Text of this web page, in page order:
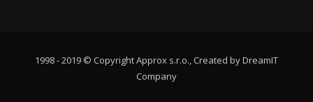
1998 - 2019 © Copyright Approx s.r.o., Created byDreamIT
Company